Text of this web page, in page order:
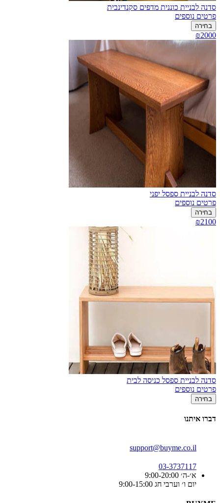
סדנה לבניית כוננית מדפים סקנדינבית
פרטים נוספים
בחירה
₪2000
סדנה לבניית ספסל יפני
פרטים נוספים
בחירה
₪2100
סדנה לבניית ספסל כניסה לבית
פרטים נוספים
בחירה
דברו איתנו
support@buyme.co.il
03-3737117
א׳-ה׳ 9:00-20:00
יום ו׳ וערבי חג 9:00-15:00